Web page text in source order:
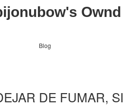
Ownd
Blog
DE FUMAR, SI